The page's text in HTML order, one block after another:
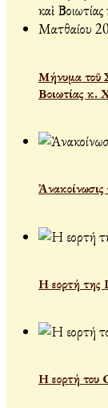
Μήνυμα τοῦ
Βοιωτίας κ.
Η εορτή της
Η εορτή του